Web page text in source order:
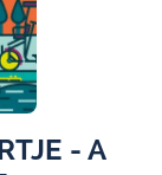
- A